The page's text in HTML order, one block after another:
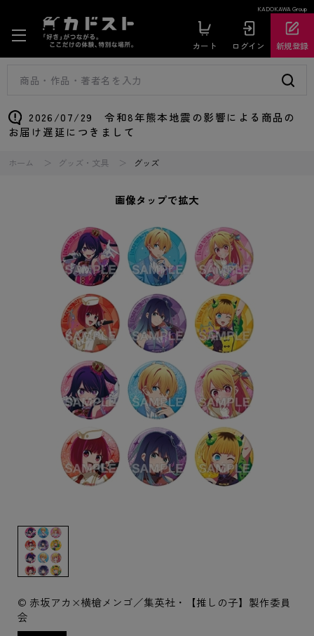
KADOKAWA Group
カート ログイン 新規登録
2026/07/29 令和8年熊本地震の影響による商品の
お届け遅延につきまして
ホーム グッズ・文具 グッズ
画像タップで拡大
© 赤坂アカ×横槍メンゴ／集英社・【推しの子】製作委員
会